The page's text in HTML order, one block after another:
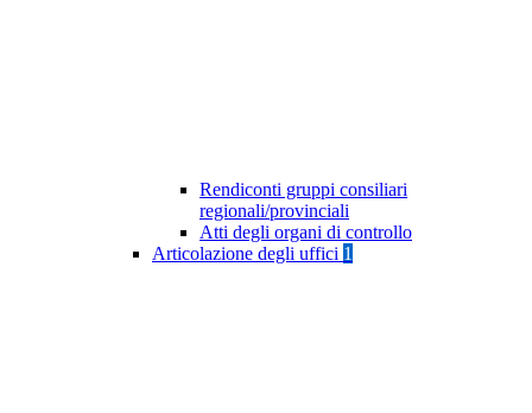
Rendiconti gruppi consiliari
regionali/provinciali
Atti degli organi di controllo
Articolazione degli uffici 1